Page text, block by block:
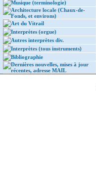
Musique (terminologie)
Architecture locale (Chaux-de-
Fonds, et environs)
Art du Vitrail
Interprètes (orgue)
Autres interprètes div.
Interprètes (tous instruments)
Bibliographie
Dernières nouvelles, mises à jour
récentes, adresse MAIL